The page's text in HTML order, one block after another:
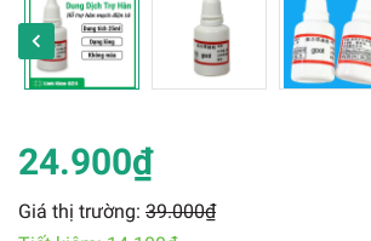
24.900₫
Giá thị trường: 39.000₫